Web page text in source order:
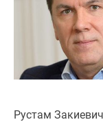
Специальные
предложения
Коммерческие
помещения
Продавцы
застройщики
Рустам